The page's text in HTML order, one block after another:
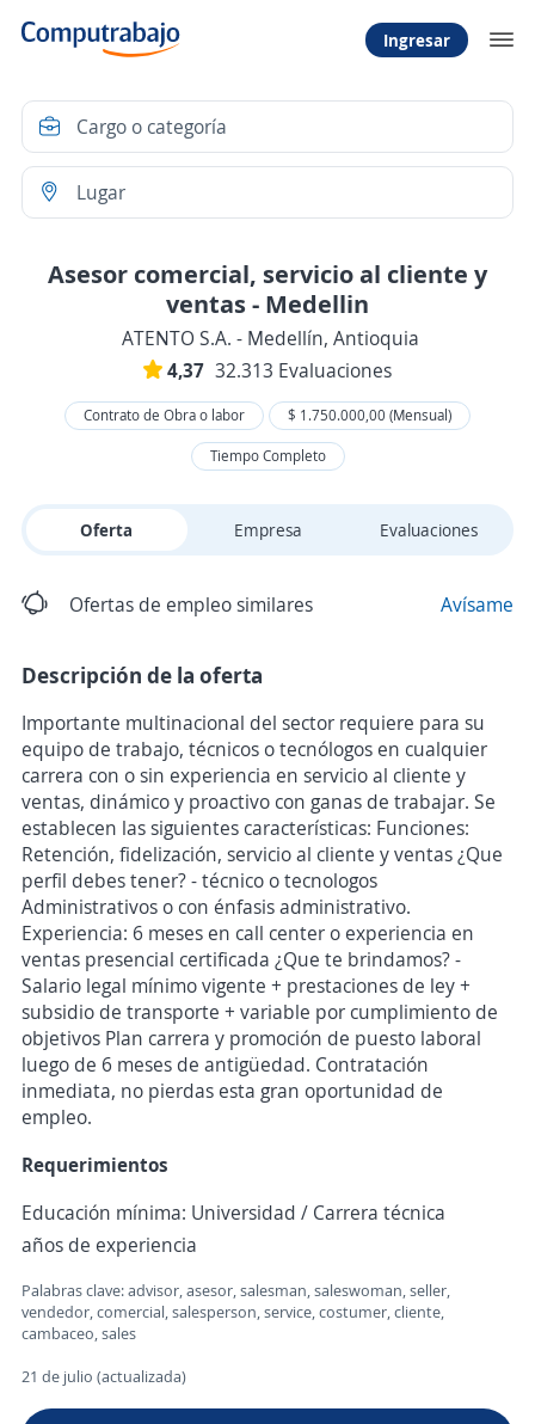
Ingresar
Asesor comercial, servicio al cliente y
ventas - Medellin
ATENTO S.A. - Medellín, Antioquia
4,37 32.313 Evaluaciones
Contrato de Obra o labor
$ 1.750.000,00 (Mensual)
Tiempo Completo
Oferta Empresa Evaluaciones
Ofertas de empleo similares Avísame
Descripción de la oferta
Importante multinacional del sector requiere para su
equipo de trabajo, técnicos o tecnólogos en cualquier
carrera con o sin experiencia en servicio al cliente y
ventas, dinámico y proactivo con ganas de trabajar. Se
establecen las siguientes características: Funciones:
Retención, fidelización, servicio al cliente y ventas ¿Que
perfil debes tener? - técnico o tecnologos
Administrativos o con énfasis administrativo.
Experiencia: 6 meses en call center o experiencia en
ventas presencial certificada ¿Que te brindamos? -
Salario legal mínimo vigente + prestaciones de ley +
subsidio de transporte + variable por cumplimiento de
objetivos Plan carrera y promoción de puesto laboral
luego de 6 meses de antigüedad. Contratación
inmediata, no pierdas esta gran oportunidad de
empleo.
Requerimientos
Educación mínima: Universidad / Carrera técnica
años de experiencia
Palabras clave: advisor, asesor, salesman, saleswoman, seller,
vendedor, comercial, salesperson, service, costumer, cliente,
cambaceo, sales
21 de julio (actualizada)